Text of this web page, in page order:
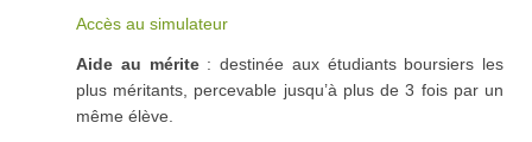
Accès au simulateur
Aide au mérite: destinée aux étudiants boursiers les
plus méritants, percevable jusqu’à plus de 3 fois par un
même élève.